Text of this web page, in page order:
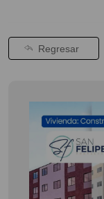
Regresar